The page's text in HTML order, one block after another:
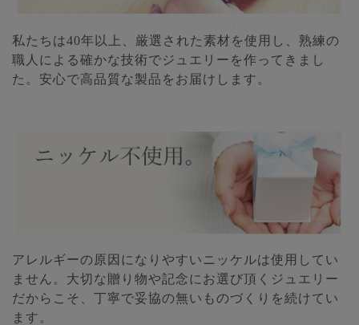
私たちは40年以上、厳選された素材を使用し、熟練の
職人による確かな技術でジュエリーを作ってきまし
た。安心で高品質な製品をお届けします。
アレルギーの原因になりやすいニッケルは使用してい
ません。大切な贈り物や記念にお選び頂くジュエリー
だからこそ、丁寧で妥協の無いものづくりを続けてい
ます。